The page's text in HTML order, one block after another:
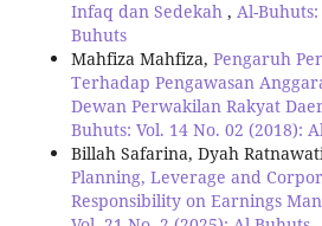
Infaq dan Sedekah , Al-
Buhuts
Mahfiza Mahfiza, Pengaruh
Terhadap Pengawasan
Dewan Perwakilan Rakyat
Buhuts: Vol. 14 No. 02 (2018):
Billah Safarina, Dyah
Planning, Leverage and
Responsibility on Earnings